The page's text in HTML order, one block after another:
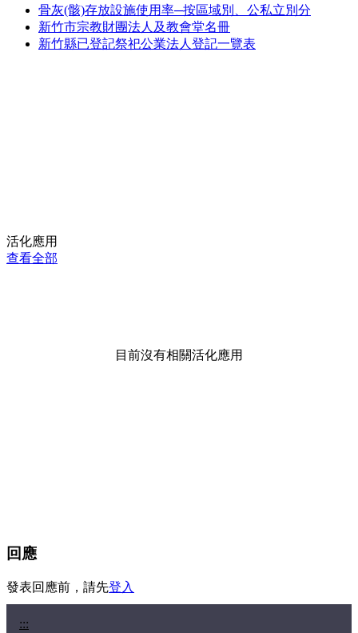
骨灰(骸)存放設施使用率─按區域別、公私立別分
新竹市宗教財團法人及教會堂名冊
新竹縣已登記祭祀公業法人登記一覽表
活化應用
查看全部
目前沒有相關活化應用
回應
發表回應前，請先登入
:::